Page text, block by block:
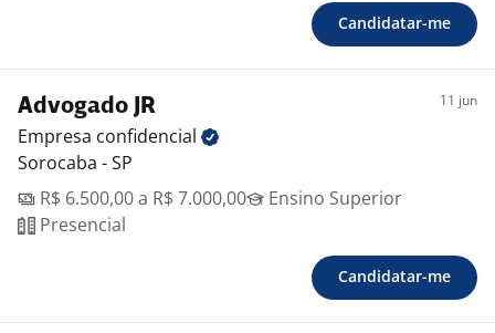
Candidatar-me
Advogado JR 11 jun
Empresa confidencial
Sorocaba - SP
R$ 6.500,00 a R$ 7.000,00
Ensino Superior
Presencial
Candidatar-me